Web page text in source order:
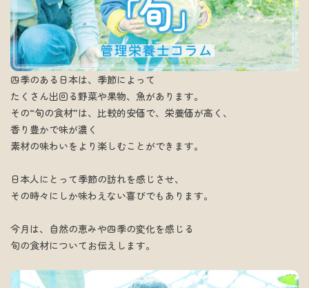
四季のある日本は、季節によって
たくさん出回る野菜や果物、魚があります。
その“旬の食材”は、比較的安価で、栄養価が高く、
香り豊かで味が濃く
素材の味わいをより楽しむことができます。
日本人にとって季節の訪れを感じさせ、
その時々にしか味わえない喜びでもあります。
今月は、自然の恵みや四季の変化を感じる
旬の食材についてお伝えします。